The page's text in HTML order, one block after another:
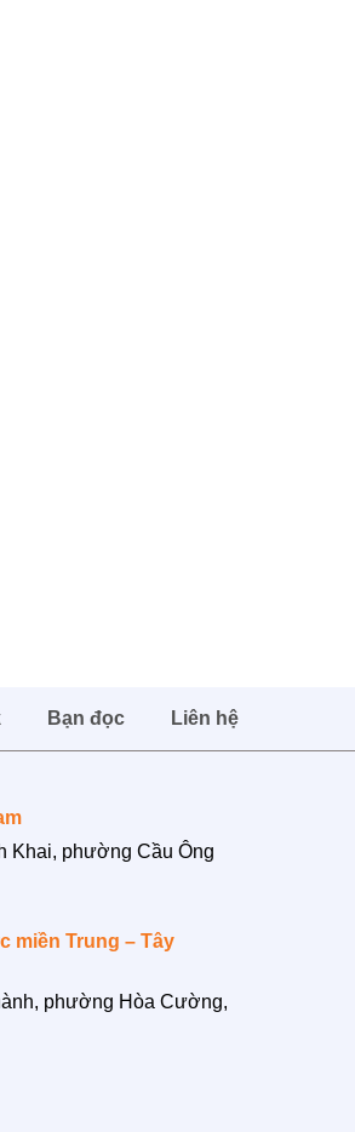
Bạn đọc Liên hệ
Khai, phường Cầu Ông
miền Trung – Tây
phường Hòa Cường,